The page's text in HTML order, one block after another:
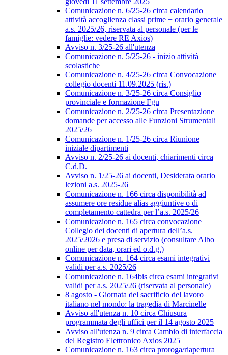
Comunicazione n. 6/25-26 circa calendario
attività accoglienza classi prime + orario generale
a.s. 2025/26, riservata al personale (per le
famiglie: vedere RE Axios)
Avviso n. 3/25-26 all'utenza
Comunicazione n. 5/25-26 - inizio attività
scolastiche
Comunicazione n. 4/25-26 circa Convocazione
collegio docenti 11.09.2025 (ris.)
Comunicazione n. 3/25-26 circa Consiglio
provinciale e formazione Fgu
Comunicazione n. 2/25-26 circa Presentazione
domande per accesso alle Funzioni Strumentali
2025/26
Comunicazione n. 1/25-26 circa Riunione
iniziale dipartimenti
Avviso n. 2/25-26 ai docenti, chiarimenti circa
C.d.D.
Avviso n. 1/25-26 ai docenti, Desiderata orario
lezioni a.s. 2025-26
Comunicazione n. 166 circa disponibilità ad
assumere ore residue alias aggiuntive o di
completamento cattedra per l’a.s. 2025/26
Comunicazione n. 165 circa convocazione
Collegio dei docenti di apertura dell’a.s.
2025/2026 e presa di servizio (consultare Albo
online per data, orari ed o.d.g.)
Comunicazione n. 164 circa esami integrativi
validi per a.s. 2025/26
Comunicazione n. 164bis circa esami integrativi
validi per a.s. 2025/26 (riservata al personale)
8 agosto - Giornata del sacrificio del lavoro
italiano nel mondo: la tragedia di Marcinelle
Avviso all'utenza n. 10 circa Chiusura
programmata degli uffici per il 14 agosto 2025
Avviso all'utenza n. 9 circa Cambio di interfaccia
del Registro Elettronico Axios 2025
Comunicazione n. 163 circa proroga/riapertura